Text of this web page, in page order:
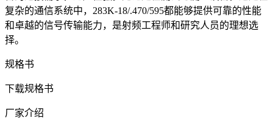
复杂的通信系统中，283K-18/.470/595都能够提供可靠的性能
和卓越的信号传输能力，是射频工程师和研究人员的理想选
择。
规格书
下载规格书
厂家介绍